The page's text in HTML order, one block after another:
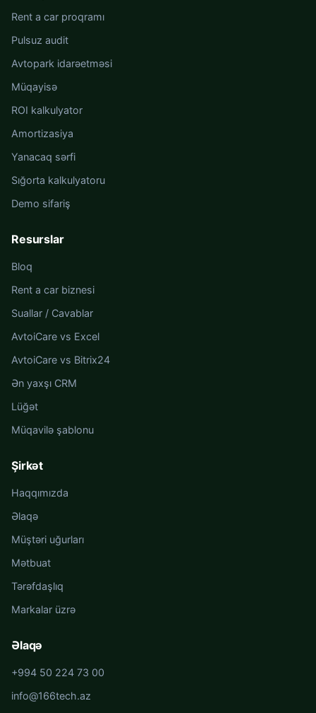
Rent a car proqramı
Pulsuz audit
Avtopark idarəetməsi
Müqayisə
ROI kalkulyator
Amortizasiya
Yanacaq sərfi
Sığorta kalkulyatoru
Demo sifariş
Resurslar
Bloq
Rent a car biznesi
Suallar / Cavablar
AvtoiCare vs Excel
AvtoiCare vs Bitrix24
Ən yaxşı CRM
Lüğət
Müqavilə şablonu
Şirkət
Haqqımızda
Əlaqə
Müştəri uğurları
Mətbuat
Tərəfdaşlıq
Markalar üzrə
Əlaqə
+994 50 224 73 00
info@166tech.az